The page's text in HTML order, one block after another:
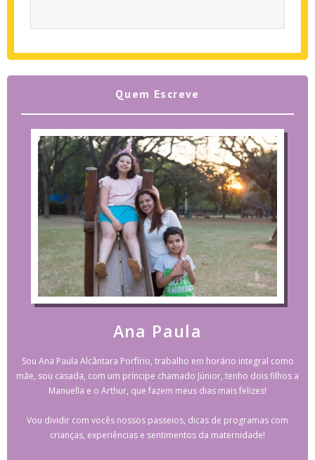
Quem Escreve
Ana Paula
Sou Ana Paula Alcântara Porfírio, trabalho em horário integral como
mãe, sou casada, com um príncipe chamado Júnior, tenho dois filhos a
Manuella e o Arthur, que fazem meus dias mais felizes!
Vou dividir com vocês nossos passeios, dicas de programas com
crianças, experiências e sentimentos da maternidade!